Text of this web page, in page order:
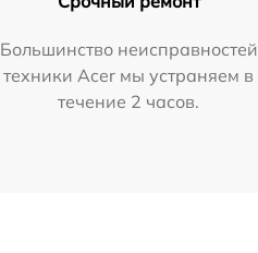
Большинство неисправностей
техники Acer мы устраняем в
течение 2 часов.